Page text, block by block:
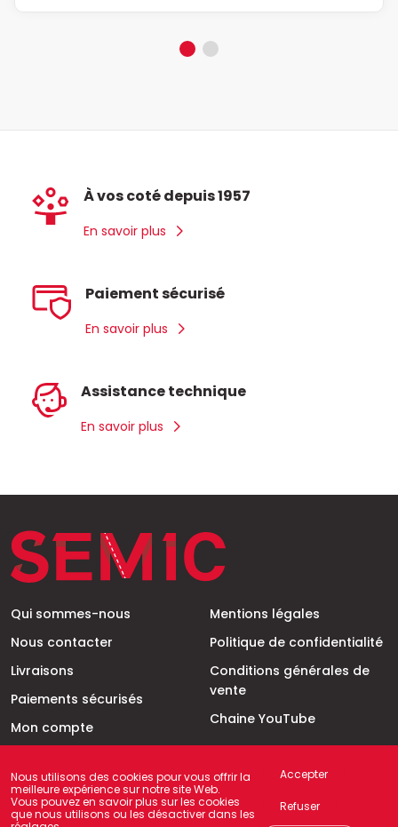
À vos coté depuis 1957
En savoir plus
Paiement sécurisé
En savoir plus
Assistance technique
En savoir plus
Qui sommes-nous
Nous contacter
Livraisons
Paiements sécurisés
Mon compte
Mentions légales
Politique de confidentialité
Conditions générales de
vente
Chaine YouTube
Nous utilisons des cookies pour vous offrir la
meilleure expérience sur notre site Web.
Vous pouvez en savoir plus sur les cookies
que nous utilisons ou les désactiver dans les
Accepter
Refuser